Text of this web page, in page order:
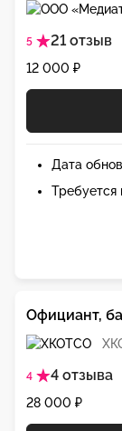
5 21 отзыв
12 000 ₽
Дата
Требуется
4 4 отзыва
Официант,
28 000 ₽